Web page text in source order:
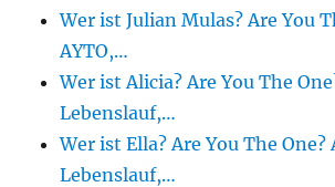
Wer ist Julian Mulas? Are You
AYTO,…
Wer ist Alicia? Are You The
Lebenslauf,…
Wer ist Ella? Are You The One?
Lebenslauf,…